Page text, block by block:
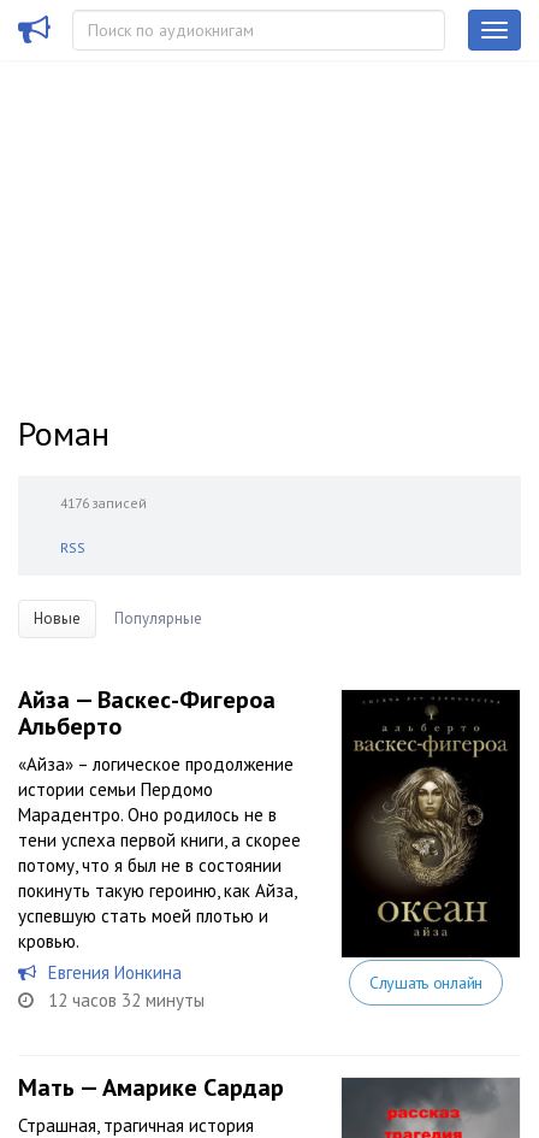
Роман
4176 записей
RSS
Новые Популярные
Айза — Васкес-Фигероа
Альберто
«Айза» – логическое продолжение
истории семьи Пердомо
Марадентро. Оно родилось не в
тени успеха первой книги, а скорее
потому, что я был не в состоянии
покинуть такую героиню, как Айза,
успевшую стать моей плотью и
кровью.
Евгения Ионкина
12 часов 32 минуты
Слушать онлайн
Мать — Амарике Сардар
Страшная, трагичная история